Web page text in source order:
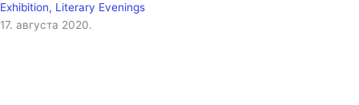
Exhibition, Literary Evenings
17. августа 2020.